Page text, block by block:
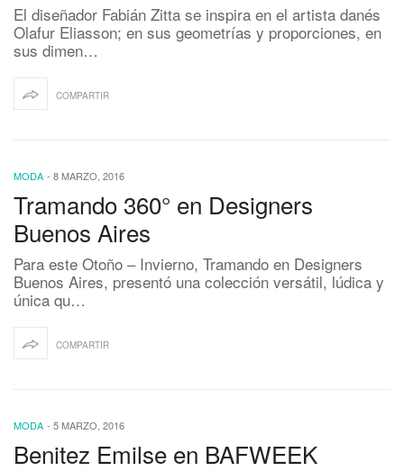
El diseñador Fabián Zitta se inspira en el artista danés
Olafur Eliasson; en sus geometrías y proporciones, en
sus dimen…
COMPARTIR
MODA - 8 MARZO, 2016
Tramando 360° en Designers
Buenos Aires
Para este Otoño – Invierno, Tramando en Designers
Buenos Aires, presentó una colección versátil, lúdica y
única qu…
COMPARTIR
MODA - 5 MARZO, 2016
Benitez Emilse en BAFWEEK